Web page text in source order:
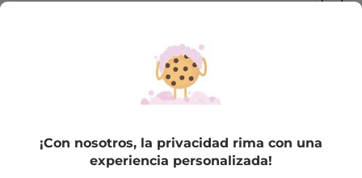
Barra de Labios Líquida L'Elixir
Larga duración 12h*
7 ml
de
estrellas.
24,90€
¡Con nosotros, la privacidad rima con una
experiencia personalizada!